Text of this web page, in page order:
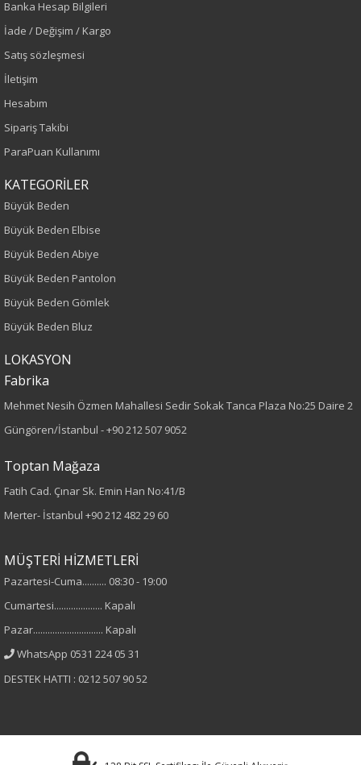
Siyah
Sezon
Sonbahar-Kış
Yaş Grubu
Kalıp
Büyük Beden
Boy
115
Dokuma
Çizgili
Kumaş
%35 Viskon
%5 Elastan
Cinsiyet
Kadın
Kol Tipi
Banka Hesap Bilgileri
İade / Değişim / Kargo
Satış sözleşmesi
İletişim
Hesabım
Sipariş Takibi
ParaPuan Kullanımı
KATEGORİLER
Büyük Beden
Büyük Beden Elbise
Büyük Beden Abiye
Büyük Beden Pantolon
Büyük Beden Gömlek
Büyük Beden Bluz
LOKASYON
Fabrika
Mehmet Nesih Özmen Mahallesi Sedir Sokak Tanca Plaza No:25 Daire 2
Güngören/İstanbul -+90 212 507 9052
Toptan Mağaza
Fatih Cad. Çınar Sk. Emin Han No:41/B
Merter- İstanbul +90 212 482 29 60
MÜŞTERİ HİZMETLERİ
Pazartesi-Cuma.......... 08:30 - 19:00
Cumartesi.................... Kapalı
Pazar............................. Kapalı
WhatsApp 0531 224 05 31
DESTEK HATTI : 0212 507 90 52